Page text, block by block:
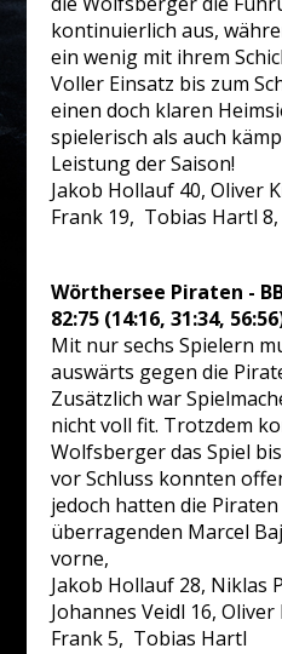
kontinuierlich aus,
ein wenig mit ihrem
Voller Einsatz bis zum
einen doch klaren
spielerisch als auch
Leistung der Saison!
Jakob Hollauf 40, Oliver
Frank 19, Tobias Hartl
Wörthersee Piraten -
82:75 (14:16, 31:34,
Mit nur sechs Spielern
auswärts gegen die
Zusätzlich war
nicht voll fit. Trotzdem
Wolfsberger das Spiel
vor Schluss konnten
jedoch hatten die
überragenden Marcel
vorne,
Jakob Hollauf 28, Niklas
Johannes Veidl 16,
Frank 5, Tobias Hartl